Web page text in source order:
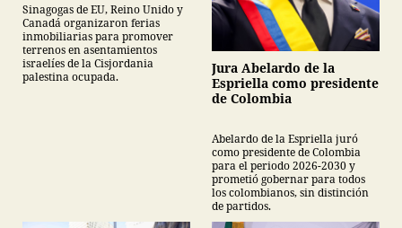
Sinagogas de EU, Reino Unido y
Canadá organizaron ferias
inmobiliarias para promover
terrenos en asentamientos
israelíes de la Cisjordania
palestina ocupada.
Jura Abelardo de la
Espriella como presidente
de Colombia
Abelardo de la Espriella juró
como presidente de Colombia
para el periodo 2026-2030 y
prometió gobernar para todos
los colombianos, sin distinción
de partidos.